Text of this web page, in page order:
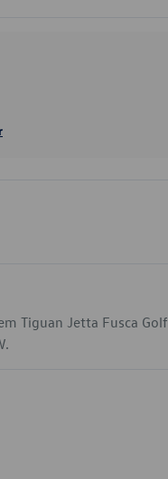
Tiguan Jetta Fusca Golf